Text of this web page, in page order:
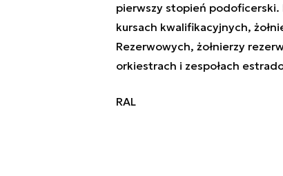
pierwszy stopień
kursach kwalifikacyjnych,
Rezerwowych, żołnierzy
orkiestrach i zespołach
RAL